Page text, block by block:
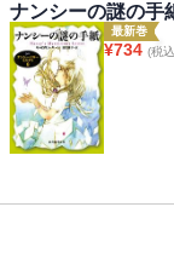
ナンシーの謎の手
最新巻
¥734 (税